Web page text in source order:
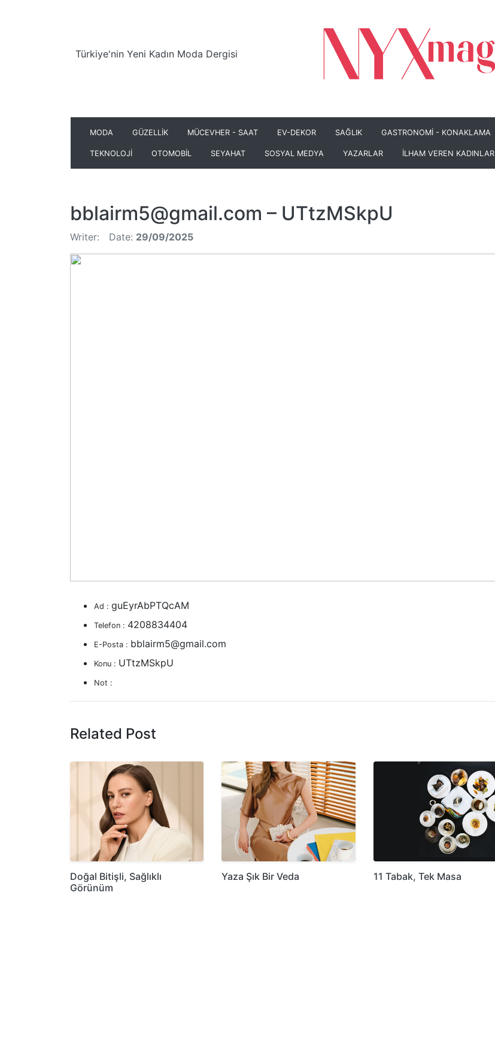
Türkiye'nin Yeni Kadın Moda Dergisi
MODA GÜZELLİK MÜCEVHER - SAAT EV-DEKOR SAĞLIK GASTRONOMİ - KONAKLAMA
TEKNOLOJİ OTOMOBİL SEYAHAT SOSYAL MEDYA YAZARLAR İLHAM VEREN KADINLAR
bblairm5@gmail.com – UTtzMSkpU
Writer: Date: 29/09/2025
Ad : guEyrAbPTQcAM
Telefon : 4208834404
E-Posta : bblairm5@gmail.com
Konu : UTtzMSkpU
Not :
Related Post
Doğal Bitişli, Sağlıklı
Görünüm
Yaza Şık Bir Veda 11 Tabak, Tek Masa